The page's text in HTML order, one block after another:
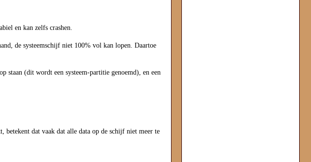
en kan zelfs crashen.
de systeemschijf niet 100% vol kan lopen. Daartoe
staan (dit wordt een systeem-partitie genoemd), en een
dat vaak dat alle data op de schijf niet meer te